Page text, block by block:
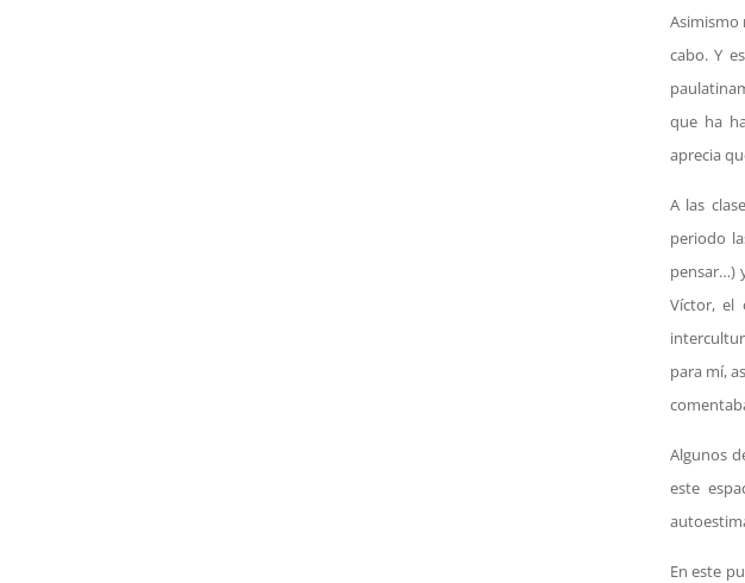
Asimismo
cabo. Y
que ha
aprecia
A las
periodo
pensar…)
Víctor, el
para mí,
Algunos
este
En este